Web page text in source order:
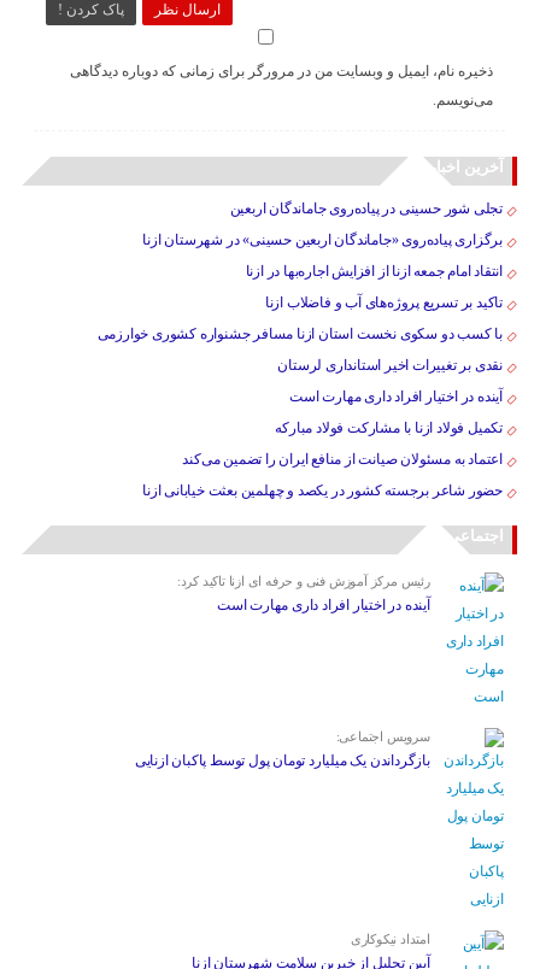
ارسال نظر پاک کردن !
ذخیره نام، ایمیل و وبسایت من در مرورگر برای زمانی که دوباره دیدگاهی
می‌نویسم.
آخرین اخبار
تجلی شور حسینی در پیاده‌روی جاماندگان اربعین
برگزاری پیاده‌روی «جاماندگان اربعین حسینی» در شهرستان ازنا
انتقاد امام جمعه ازنا از افزایش اجاره‌بها در ازنا
تاکید بر تسریع پروژه‌های آب و فاضلاب ازنا
با کسب دو سکوی نخست استان ازنا مسافر جشنواره کشوری خوارزمی
نقدی بر تغییرات اخیر استانداری لرستان
آینده در اختیار افراد داری مهارت است
تکمیل فولاد ازنا با مشارکت فولاد مبارکه
اعتماد به مسئولان صیانت از منافع ایران را تضمین می‌کند
حضور شاعر برجسته کشور در یکصد و چهلمین بعثت خیابانی ازنا
اجتماعی
رئیس مرکز آموزش فنی و حرفه ای ازنا تاکید کرد:
آینده در اختیار افراد داری مهارت است
سرویس اجتماعی:
بازگرداندن یک میلیارد تومان پول توسط پاکبان ازنایی
امتداد نیکوکاری
آیین تجلیل از خیرین سلامت شهرستان ازنا